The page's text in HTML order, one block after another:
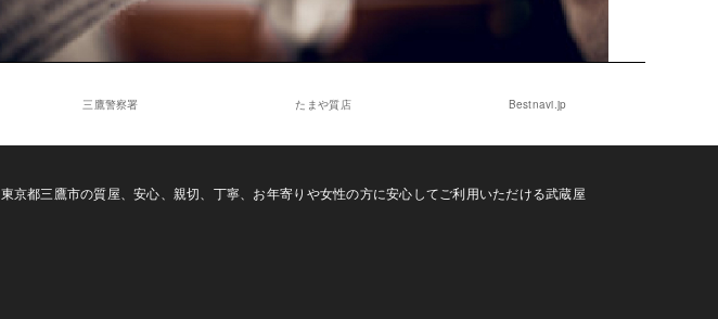
三鷹警察署 たまや質店 Bestnavi.jp
東京都三鷹市の質屋、安心、親切、丁寧、お年寄りや女性の方に安心してご利用いただける武蔵屋